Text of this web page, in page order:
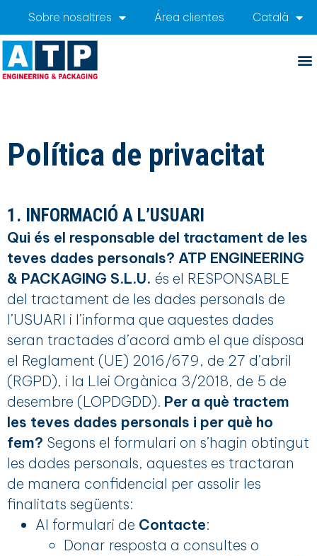
Sobre nosaltres Área clientes Català
Política de privacitat
1. INFORMACIÓ A L’USUARI
Qui és el responsable del tractament de les
teves dades personals? ATP ENGINEERING
& PACKAGING S.L.U. és el RESPONSABLE
del tractament de les dades personals de
l’USUARI i l’informa que aquestes dades
seran tractades d’acord amb el que disposa
el Reglament (UE) 2016/679, de 27 d’abril
(RGPD), i la Llei Orgànica 3/2018, de 5 de
desembre (LOPDGDD). Per a què tractem
les teves dades personals i per què ho
fem? Segons el formulari on s’hagin obtingut
les dades personals, aquestes es tractaran
de manera confidencial per assolir les
finalitats següents:
Al formulari de Contacte:
Donar resposta a consultes o